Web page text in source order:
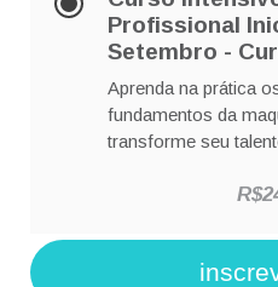
Profissional
Setembro -
Aprenda na prática
fundamentos da
transforme seu